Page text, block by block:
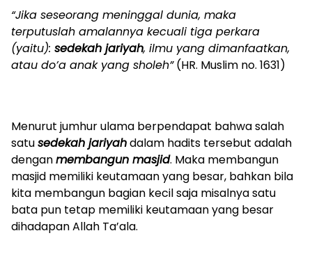
“Jika seseorang meninggal dunia, maka
terputuslah amalannya kecuali tiga perkara
(yaitu): sedekah jariyah, ilmu yang dimanfaatkan,
atau do’a anak yang sholeh”(HR. Muslim no. 1631)
Menurut jumhur ulama berpendapat bahwa salah
satusedekah jariyahdalam hadits tersebut adalah
denganmembangun masjid. Maka membangun
masjid memiliki keutamaan yang besar, bahkan bila
kita membangun bagian kecil saja misalnya satu
bata pun tetap memiliki keutamaan yang besar
dihadapan Allah Ta’ala.